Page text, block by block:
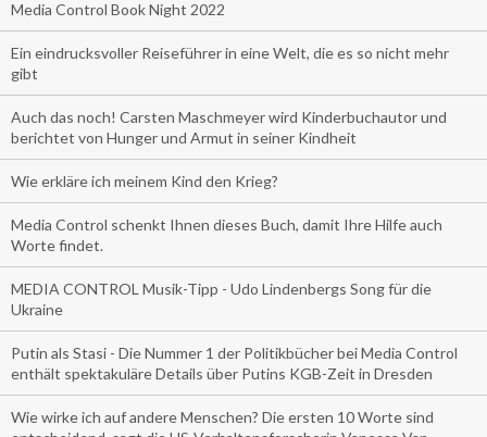
Media Control Book Night 2022
Ein eindrucksvoller Reiseführer in eine Welt, die es so nicht mehr
gibt
Auch das noch! Carsten Maschmeyer wird Kinderbuchautor und
berichtet von Hunger und Armut in seiner Kindheit
Wie erkläre ich meinem Kind den Krieg?
Media Control schenkt Ihnen dieses Buch, damit Ihre Hilfe auch
Worte findet.
MEDIA CONTROL Musik-Tipp - Udo Lindenbergs Song für die
Ukraine
Putin als Stasi - Die Nummer 1 der Politikbücher bei Media Control
enthält spektakuläre Details über Putins KGB-Zeit in Dresden
Wie wirke ich auf andere Menschen? Die ersten 10 Worte sind